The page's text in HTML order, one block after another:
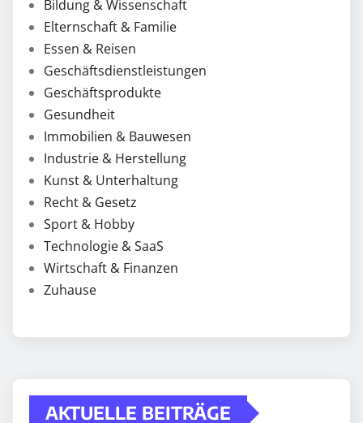
Bildung & Wissenschaft
Elternschaft & Familie
Essen & Reisen
Geschäftsdienstleistungen
Geschäftsprodukte
Gesundheit
Immobilien & Bauwesen
Industrie & Herstellung
Kunst & Unterhaltung
Recht & Gesetz
Sport & Hobby
Technologie & SaaS
Wirtschaft & Finanzen
Zuhause
AKTUELLE BEITRÄGE